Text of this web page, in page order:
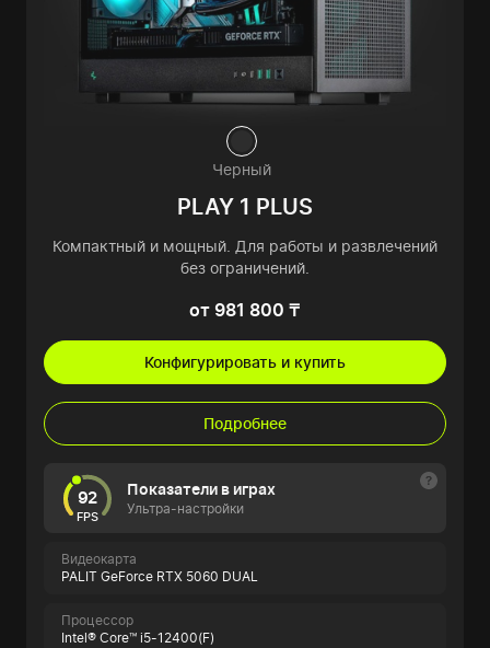
Черный
PLAY 1 PLUS
Компактный и мощный. Для работы и развлечений
без ограничений.
от 981 800 ₸
Конфигурировать и купить
Подробнее
92
FPS
Показатели в играх
Ультра-настройки
Видеокарта
PALIT GeForce RTX 5060 DUAL
Процессор
Intel® Core™ i5-12400(F)